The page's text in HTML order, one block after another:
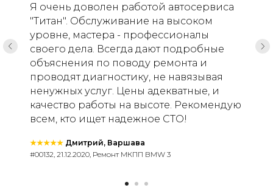
Я очень доволен работой автосервиса
"Титан". Обслуживание на высоком
уровне, мастера - профессионалы
своего дела. Всегда дают подробные
объяснения по поводу ремонта и
проводят диагностику, не навязывая
ненужных услуг. Цены адекватные, и
качество работы на высоте. Рекомендую
всем, кто ищет надежное СТО!
★★★★★ Дмитрий, Варшава
#00132, 21.12.2020, Ремонт МКПП BMW 3